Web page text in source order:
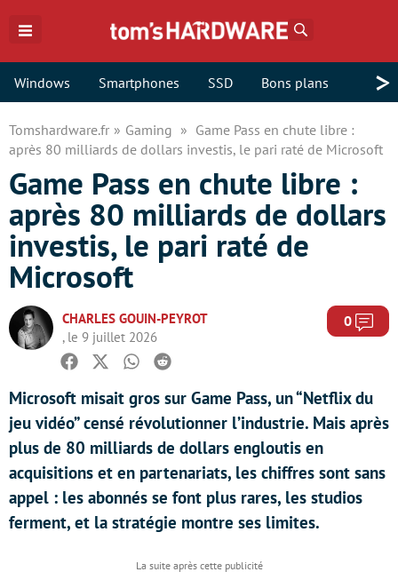
Windows Smartphones SSD Bons plans >
Tomshardware.fr Gaming
Game Pass en chute libre :
après 80 milliards de dollars investis, le pari raté de Microsoft
Game Pass en chute libre :
après 80 milliards de dollars
investis, le pari raté de
Microsoft
CHARLES GOUIN-PEYROT
, le 9 juillet 2026
0
Facebook
TwitterWhatsapp
Reddit
Microsoft misait gros sur Game Pass, un “Netflix du
jeu vidéo” censé révolutionner l’industrie. Mais après
plus de 80 milliards de dollars engloutis en
acquisitions et en partenariats, les chiffres sont sans
appel : les abonnés se font plus rares, les studios
ferment, et la stratégie montre ses limites.